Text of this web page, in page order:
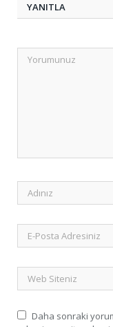
YANITLA
Daha sonraki